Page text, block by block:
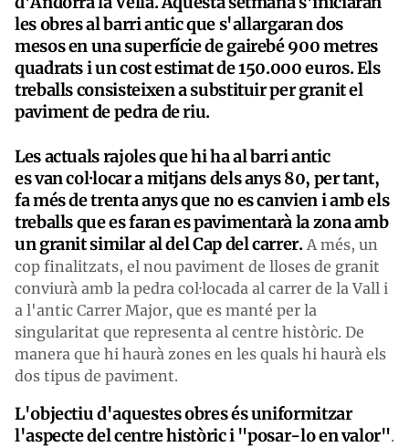
les obres al barri antic que s'allargaran dos
mesos en una superfície de gairebé 900 metres
quadrats i un cost estimat de 150.000 euros. Els
treballs consisteixen a substituir per granit el
paviment de pedra de riu.
Les actuals rajoles que hi ha al barri antic
es van col·locar a mitjans dels anys 80, per tant,
fa més de trenta anys que no es canvien i amb els
treballs que es faran es pavimentarà la zona amb
un granit similar al del Cap del carrer.A més, un
cop finalitzats, el nou paviment de lloses de granit
conviurà amb la pedra col·locada al carrer de la Vall i
a l'antic Carrer Major, que es manté per la
singularitat que representa al centre històric. De
manera que hi haurà zones en les quals hi haurà els
dos tipus de paviment.
L'objectiu d'aquestes obres és uniformitzar
l'aspecte del centre històric i "posar-lo en valor".